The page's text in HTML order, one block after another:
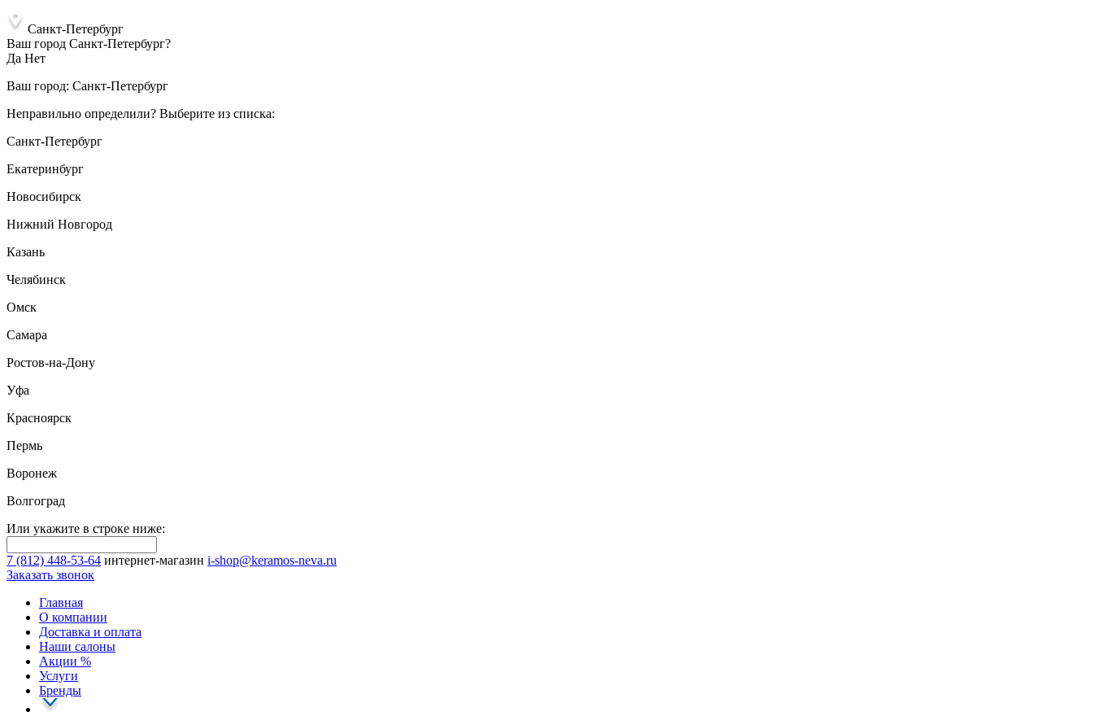
Санкт-Петербург
Ваш город Санкт-Петербург?
Да Нет
Ваш город: Санкт-Петербург
Неправильно определили? Выберите из списка:
Санкт-Петербург
Екатеринбург
Новосибирск
Нижний Новгород
Казань
Челябинск
Омск
Самара
Ростов-на-Дону
Уфа
Красноярск
Пермь
Воронеж
Волгоград
Или укажите в строке ниже:
7 (812) 448-53-64 интернет-магазин i-shop@keramos-neva.ru
Заказать звонок
Главная
О компании
Доставка и оплата
Наши cалоны
Акции %
Услуги
Бренды